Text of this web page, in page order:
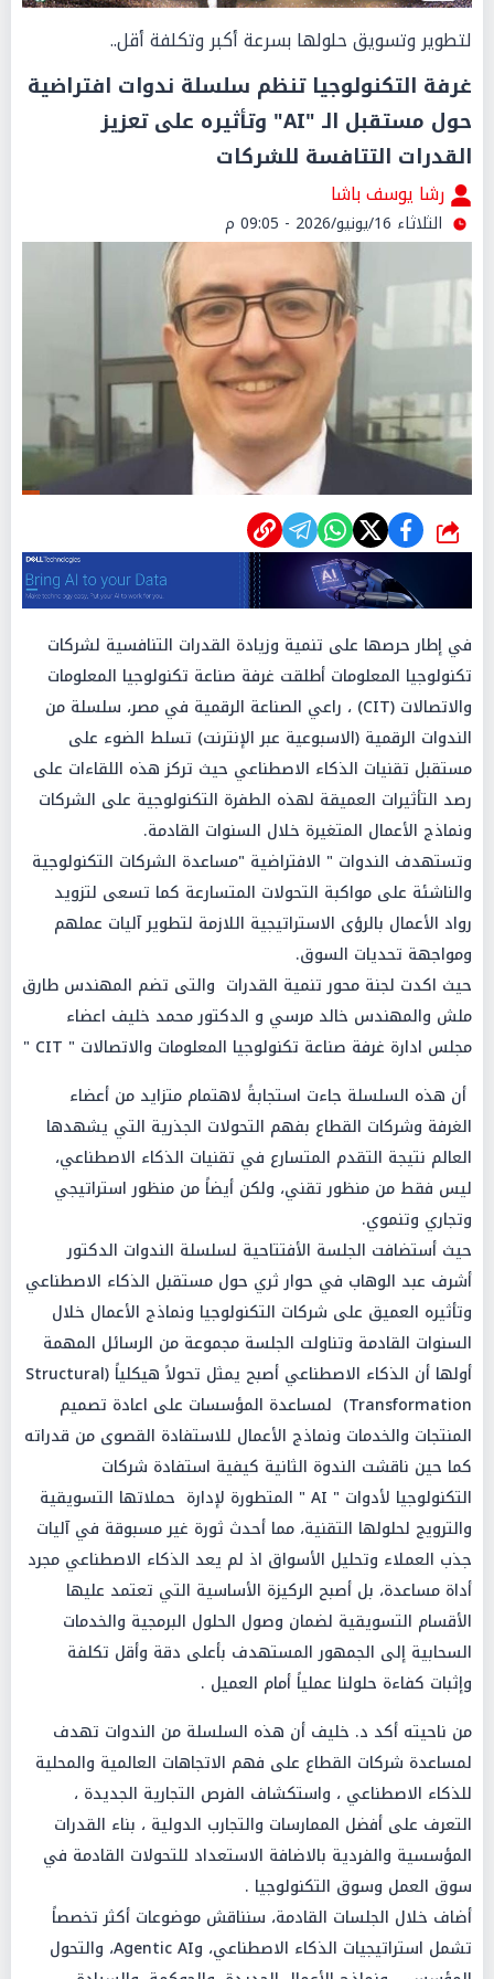
لتطوير وتسويق حلولها بسرعة أكبر وتكلفة أقل..
غرفة التكنولوجيا تنظم سلسلة ندوات افتراضية
حول مستقبل الـ "AI" وتأثيره على تعزيز
القدرات التتافسة للشركات
رشا يوسف باشا
الثلاثاء 16/يونيو/2026 - 09:05 م
شارك
في إطار حرصها على تنمية وزيادة القدرات التنافسية لشركات
تكنولوجيا المعلومات أطلقت غرفة صناعة تكنولوجيا المعلومات
والاتصالات (CIT) ، راعي الصناعة الرقمية في مصر، سلسلة من
الندوات الرقمية (الاسبوعية عبر الإنترنت) تسلط الضوء على
مستقبل تقنيات الذكاء الاصطناعي حيث تركز هذه اللقاءات على
رصد التأثيرات العميقة لهذه الطفرة التكنولوجية على الشركات
ونماذج الأعمال المتغيرة خلال السنوات القادمة.
وتستهدف الندوات " الافتراضية "مساعدة الشركات التكنولوجية
والناشئة على مواكبة التحولات المتسارعة كما تسعى لتزويد
رواد الأعمال بالرؤى الاستراتيجية اللازمة لتطوير آليات عملهم
ومواجهة تحديات السوق.
حيث اكدت لجنة محور تنمية القدرات والتى تضم المهندس طارق
ملش والمهندس خالد مرسي و الدكتور محمد خليف اعضاء
مجلس ادارة غرفة صناعة تكنولوجيا المعلومات والاتصالات " CIT "
أن هذه السلسلة جاءت استجابةً لاهتمام متزايد من أعضاء
الغرفة وشركات القطاع بفهم التحولات الجذرية التي يشهدها
العالم نتيجة التقدم المتسارع في تقنيات الذكاء الاصطناعي،
ليس فقط من منظور تقني، ولكن أيضاً من منظور استراتيجي
وتجاري وتنموي.
حيث أستضافت الجلسة الأفتتاحية لسلسلة الندوات الدكتور
أشرف عبد الوهاب في حوار ثري حول مستقبل الذكاء الاصطناعي
وتأثيره العميق على شركات التكنولوجيا ونماذج الأعمال خلال
السنوات القادمة وتناولت الجلسة مجموعة من الرسائل المهمة
أولها أن الذكاء الاصطناعي أصبح يمثل تحولاً هيكلياً (Structural
Transformation) لمساعدة المؤسسات على اعادة تصميم
المنتجات والخدمات ونماذج الأعمال للاستفادة القصوى من قدراته
كما حين ناقشت الندوة الثانية كيفية استفادة شركات
التكنولوجيا لأدوات " AI " المتطورة لإدارة حملاتها التسويقية
والترويج لحلولها التقنية، مما أحدث ثورة غير مسبوقة في آليات
جذب العملاء وتحليل الأسواق اذ لم يعد الذكاء الاصطناعي مجرد
أداة مساعدة، بل أصبح الركيزة الأساسية التي تعتمد عليها
الأقسام التسويقية لضمان وصول الحلول البرمجية والخدمات
السحابية إلى الجمهور المستهدف بأعلى دقة وأقل تكلفة
وإثبات كفاءة حلولنا عملياً أمام العميل .
من ناحيته أكد د. خليف أن هذه السلسلة من الندوات تهدف
لمساعدة شركات القطاع على فهم الاتجاهات العالمية والمحلية
للذكاء الاصطناعي ، واستكشاف الفرص التجارية الجديدة ،
التعرف على أفضل الممارسات والتجارب الدولية ، بناء القدرات
المؤسسية والفردية بالاضافة الاستعداد للتحولات القادمة في
سوق العمل وسوق التكنولوجيا .
أضاف خلال الجلسات القادمة، سنناقش موضوعات أكثر تخصصاً
تشمل استراتيجيات الذكاء الاصطناعي، وAgentic AI، والتحول